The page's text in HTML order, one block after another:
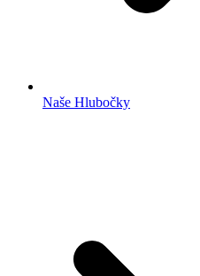
Naše Hlubočky